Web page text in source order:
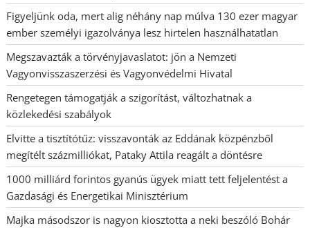
Figyeljünk oda, mert alig néhány nap múlva 130 ezer magyar
ember személyi igazolványa lesz hirtelen használhatatlan
Megszavazták a törvényjavaslatot: jön a Nemzeti
Vagyonvisszaszerzési és Vagyonvédelmi Hivatal
Rengetegen támogatják a szigorítást, változhatnak a
közlekedési szabályok
Elvitte a tisztítótűz: visszavonták az Eddának közpénzből
megítélt százmilliókat, Pataky Attila reagált a döntésre
1000 milliárd forintos gyanús ügyek miatt tett feljelentést a
Gazdasági és Energetikai Minisztérium
Majka másodszor is nagyon kiosztotta a neki beszóló Bohár